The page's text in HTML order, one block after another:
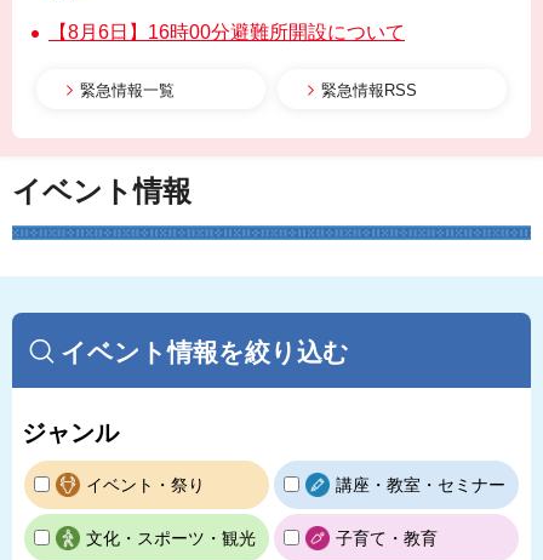
【8月6日】16時00分避難所開設について
緊急情報一覧 緊急情報RSS
イベント情報
イベント情報を絞り込む
ジャンル
イベント・祭り 講座・教室・セミナー
文化・スポーツ・観光 子育て・教育